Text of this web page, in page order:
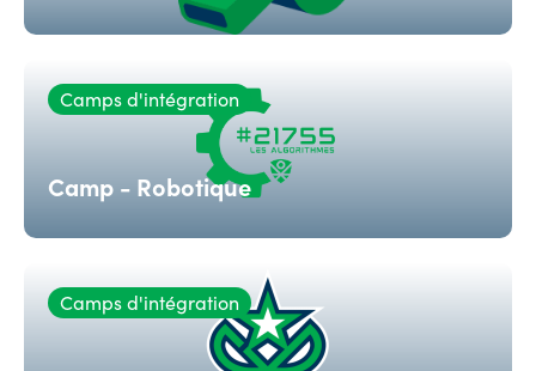
Camps d'intégration
Camp - Robotique
Camps d'intégration